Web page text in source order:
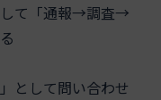
して「通報→調査→
として問い合わせ